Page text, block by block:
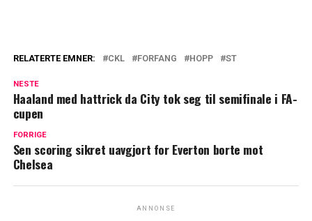
RELATERTE EMNER: CKL FORFANG HOPP ST
NESTE
Haaland med hattrick da City tok seg til semifinale i FA-
cupen
FORRIGE
Sen scoring sikret uavgjort for Everton borte mot
Chelsea
ANNONSE